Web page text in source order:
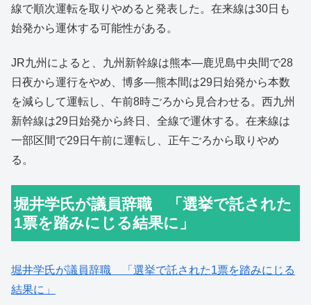
線で順次運転を取りやめると発表した。在来線は30日も
始発から運休する可能性がある。
JR九州によると、九州新幹線は熊本―鹿児島中央間で28
日夜から運行をやめ、博多―熊本間は29日始発から本数
を減らして運転し、午前8時ごろから見合わせる。西九州
新幹線は29日始発から終日、全線で運休する。在来線は
一部区間で29日午前に運転し、正午ごろから取りやめ
る。
堀井学氏が議員辞職 「選挙で託された
1票を踏みにじる結果に」
堀井学氏が議員辞職 「選挙で託された1票を踏みにじる
結果に」